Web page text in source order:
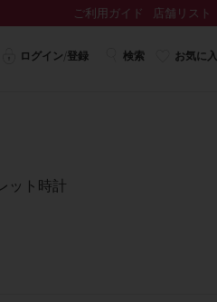
ご利用ガイド 店舗リスト
ログイン/登録 検索 お気に
ット時計